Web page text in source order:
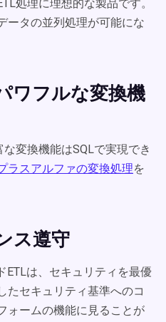
処理に理想的な製品です。
ータの並列処理が可能にな
ワフルな変換機
変換機能はSQLで実現でき
ラスアルファの変換処理を
ス遵守
ETLは、セキュリティを最優
たセキュリティ基準へのコ
ォームの機能に見ることが